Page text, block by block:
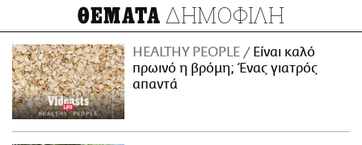
ΘΕΜΑΤΑ ΔΗΜΟΦΙΛΗ
HEALTHY PEOPLE
Είναι καλό
πρωινό η βρόμη; Ένας γιατρός
απαντά